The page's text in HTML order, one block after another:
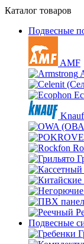
Каталог товаров
Подвесные
AMF
Knauf
Подвесные